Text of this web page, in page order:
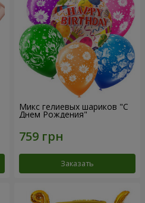
Микс гелиевых шариков "C
Днем Рождения"
Заказать